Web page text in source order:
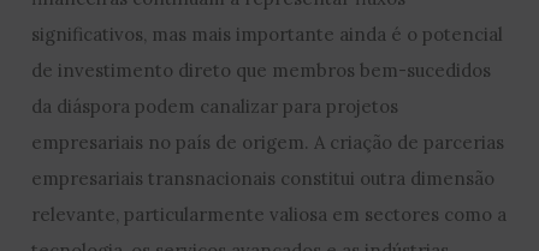
significativos, mas mais importante ainda é o potencial
de investimento direto que membros bem-sucedidos
da diáspora podem canalizar para projetos
empresariais no país de origem. A criação de parcerias
empresariais transnacionais constitui outra dimensão
relevante, particularmente valiosa em sectores como a